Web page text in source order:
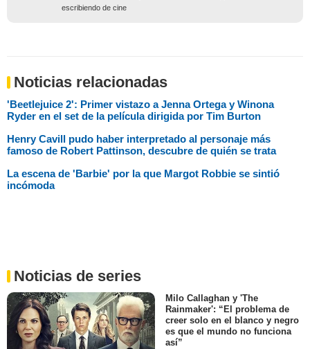
escribiendo de cine
Noticias relacionadas
'Beetlejuice 2': Primer vistazo a Jenna Ortega y Winona
Ryder en el set de la película dirigida por Tim Burton
Henry Cavill pudo haber interpretado al personaje más
famoso de Robert Pattinson, descubre de quién se trata
La escena de 'Barbie' por la que Margot Robbie se sintió
incómoda
Noticias de series
Milo Callaghan y 'The
Rainmaker': “El problema de
creer solo en el blanco y negro
es que el mundo no funciona
así”